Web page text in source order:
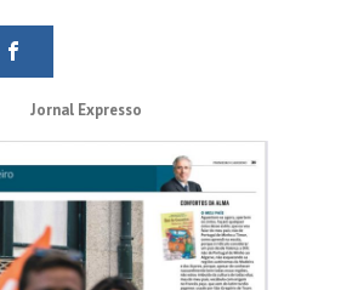
Jornal Expresso